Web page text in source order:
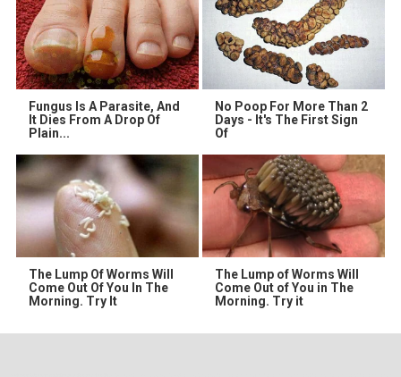
Fungus Is A Parasite, And
It Dies From A Drop Of
Plain...
No Poop For More Than 2
Days - It's The First Sign
Of
The Lump Of Worms Will
Come Out Of You In The
Morning. Try It
The Lump of Worms Will
Come Out of You in The
Morning. Try it